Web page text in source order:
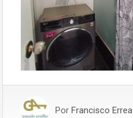
Por Francisco Errea